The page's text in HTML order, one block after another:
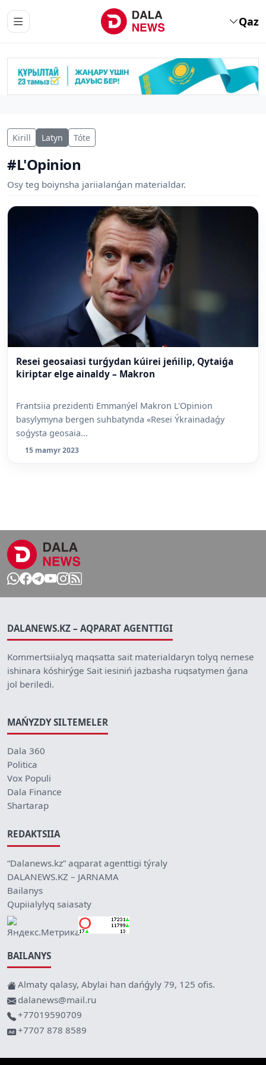
Qaz
Kirill Latyn Tóte
#L'Opinion
Osy teg boiynsha jariialanǵan materialdar.
Resei geosaiasi turǵydan kúirei jeńilip, Qytaiǵa
kiriptar elge ainaldy – Makron
Frantsiia prezidenti Emmanýel Makron L'Opinion
basylymyna bergen suhbatynda «Resei Ýkrainadaǵy
soǵysta geosaia...
15 mamyr 2023
DALANEWS.KZ – AQPARAT AGENTTIGI
Kommertsiialyq maqsatta sait materialdaryn tolyq nemese
ishinara kóshirýge Sait iesiniń jazbasha ruqsatymen ǵana
jol beriledi.
MAŃYZDY SILTEMELER
Dala 360
Politica
Vox Populi
Dala Finance
Shartarap
REDAKTSIIA
“Dalanews.kz” aqparat agenttigi týraly
DALANEWS.KZ – JARNAMA
Bailanys
Qupiialylyq saiasaty
BAILANYS
Almaty qalasy, Abylai han dańǵyly 79, 125 ofis.
dalanews@mail.ru
+77019590709
+7707 878 8589